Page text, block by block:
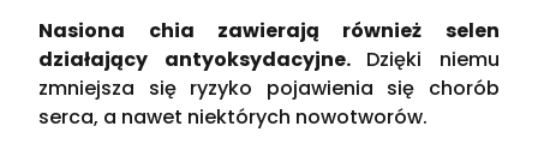
Nasiona chia zawierają również selen
działający antyoksydacyjne. Dzięki niemu
zmniejsza się ryzyko pojawienia się chorób
serca, a nawet niektórych nowotworów.